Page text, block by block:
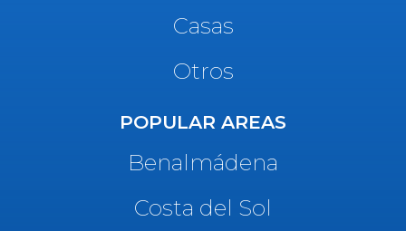
Casas
Otros
POPULAR AREAS
Benalmádena
Costa del Sol